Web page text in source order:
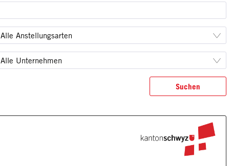
Alle Anstellungsarten
Alle Unternehmen
Suchen